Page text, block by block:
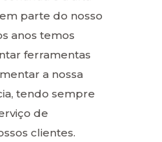
parte do nosso
anos temos
ferramentas
a nossa
tendo sempre
de
clientes.